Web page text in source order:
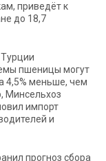
приведёт к
до 18,7
пшеницы могут
4,5% меньше, чем
Минсельхоз
импорт
и
прогноз сбора